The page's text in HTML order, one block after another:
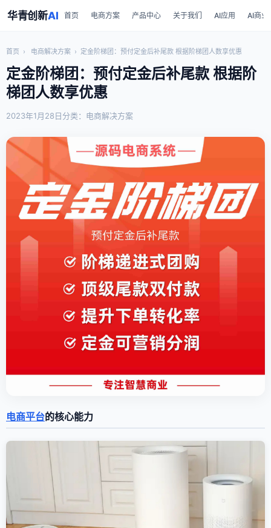
华青创新AI 首页 电商方案 产品中心 关于我们 AI应用 AI商业
首页 › 电商解决方案 › 定金阶梯团：预付定金后补尾款 根据阶梯团人数享优惠
定金阶梯团：预付定金后补尾款 根据阶
梯团人数享优惠
2023年1月28日分类：电商解决方案
电商平台的核心能力